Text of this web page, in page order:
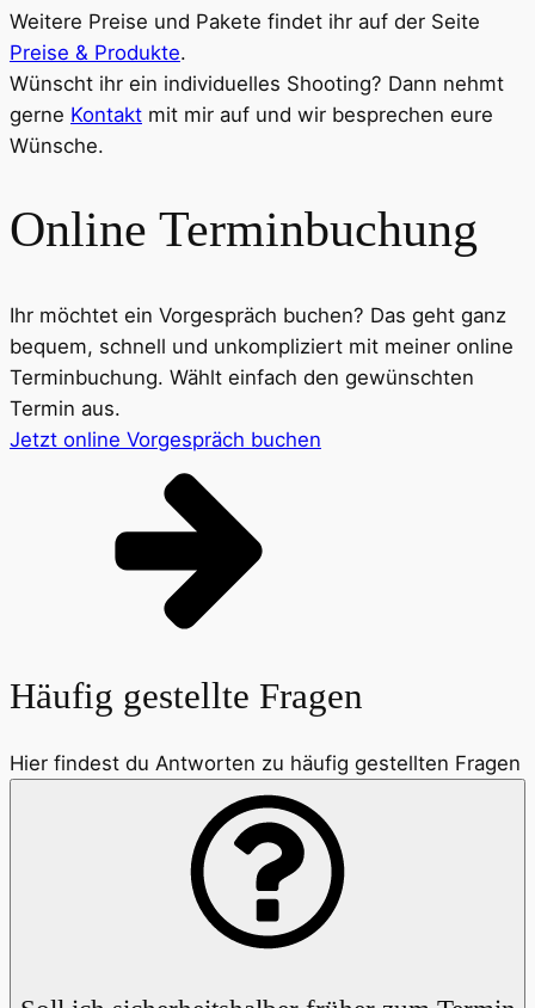
Weitere Preise und Pakete findet ihr auf der Seite
Preise & Produkte.
Wünscht ihr ein individuelles Shooting? Dann nehmt
gerne Kontakt mit mir auf und wir besprechen eure
Wünsche.
Online Terminbuchung
Ihr möchtet ein Vorgespräch buchen? Das geht ganz
bequem, schnell und unkompliziert mit meiner online
Terminbuchung. Wählt einfach den gewünschten
Termin aus.
Jetzt online Vorgespräch buchen
Häufig gestellte Fragen
Hier findest du Antworten zu häufig gestellten Fragen